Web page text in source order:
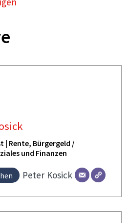
Rente, Bürgergeld /
und Finanzen
Peter Kosick